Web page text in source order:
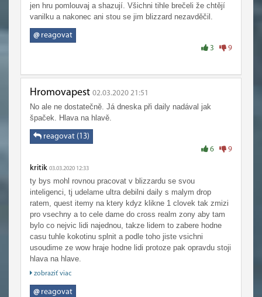
jen hru pomlouvaj a shazují. Všichni tihle brečeli že chtějí
vanilku a nakonec ani stou se jim blizzard nezavděčil.
@reagovat
3 9
Hromovapest 02.03.2020 21:51
No ale ne dostatečně. Já dneska při daily nadával jak
špaček. Hlava na hlavě.
reagovat (13)
6 9
kritik 03.03.2020 12:33
ty bys mohl rovnou pracovat v blizzardu se svou
inteligenci, tj udelame ultra debilni daily s malym drop
ratem, quest itemy na ktery kdyz klikne 1 clovek tak zmizi
pro vsechny a to cele dame do cross realm zony aby tam
bylo co nejvic lidi najednou, takze lidem to zabere hodne
casu tuhle kokotinu splnit a podle toho jiste vsichni
usoudime ze wow hraje hodne lidi protoze pak opravdu stoji
hlava na hlave.
zobraziť viac
@reagovat